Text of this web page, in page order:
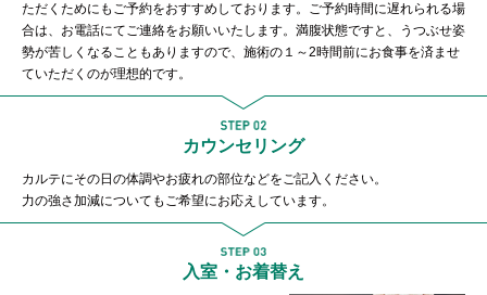
ただくためにもご予約をおすすめしております。ご予約時間に遅れられる場
合は、お電話にてご連絡をお願いいたします。満腹状態ですと、うつぶせ姿
勢が苦しくなることもありますので、施術の１～2時間前にお食事を済ませ
ていただくのが理想的です。
カウンセリング
カルテにその日の体調やお疲れの部位などをご記入ください。
力の強さ加減についてもご希望にお応えしています。
入室・お着替え